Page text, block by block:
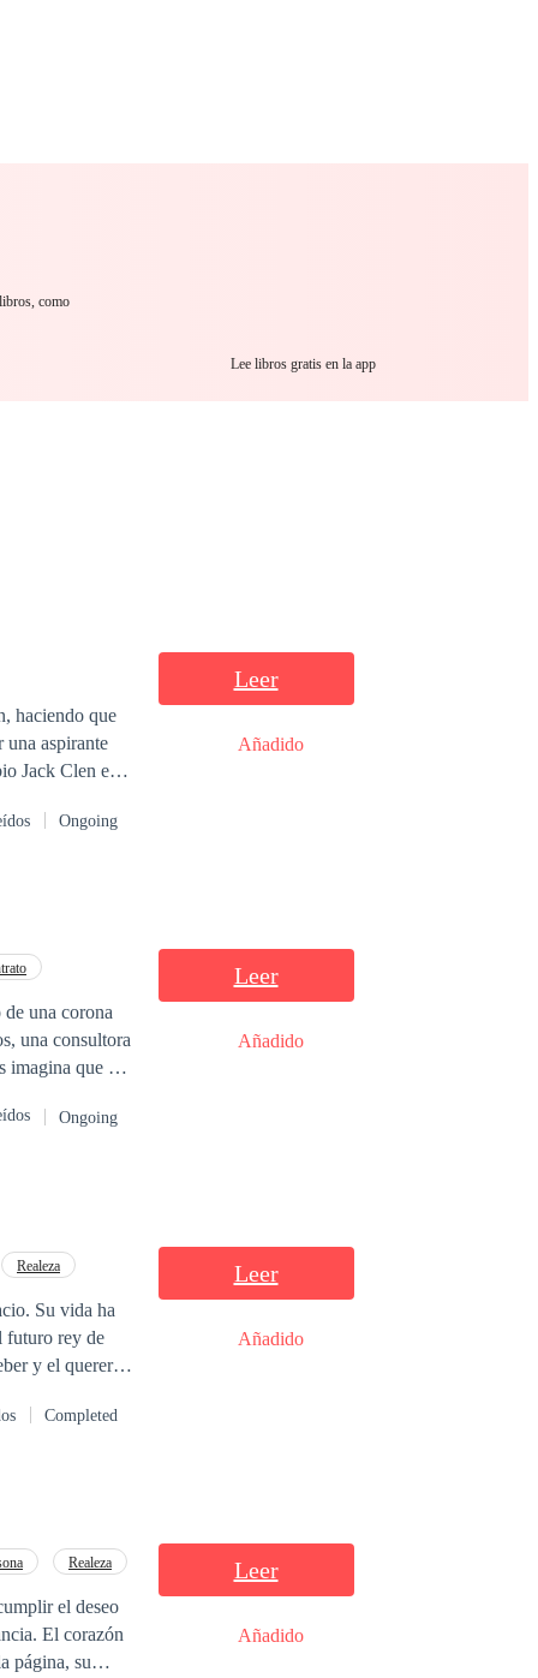
como
Lee libros gratis en la app
haciendo que
una aspirante
Jack Clen es
aparece en el
situación
Ongoing
Leer
Añadido
una corona
una consultora
imagina que el
donde cada
Ongoing
Leer
Añadido
Realeza
Su vida ha
futuro rey de
y el querer,
estaríaCompleted
Leer
Añadido
Realeza
el deseo
El corazón
página, su
Leer
Añadido